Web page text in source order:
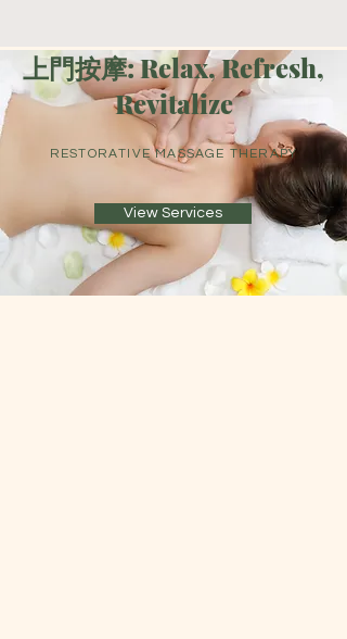
上門按摩: Relax, Refresh,
Revitalize
RESTORATIVE MASSAGE THERAPY
View Services